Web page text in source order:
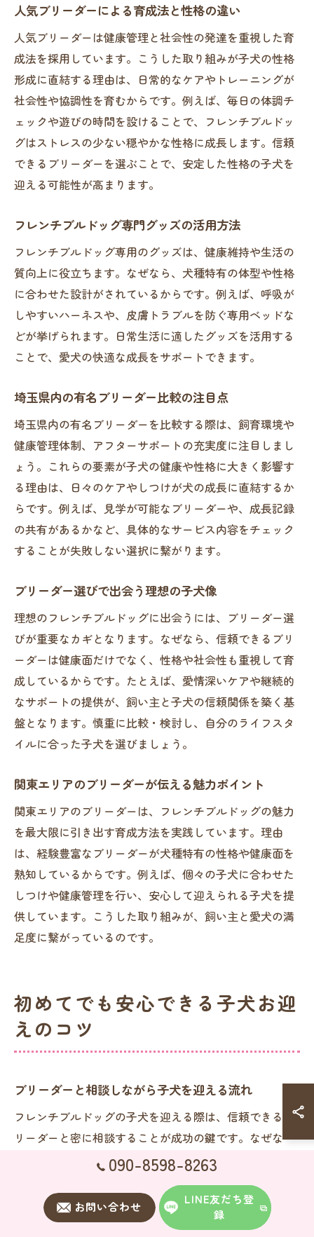
人気ブリーダーによる育成法と性格の違い
人気ブリーダーは健康管理と社会性の発達を重視した育
成法を採用しています。こうした取り組みが子犬の性格
形成に直結する理由は、日常的なケアやトレーニングが
社会性や協調性を育むからです。例えば、毎日の体調チ
ェックや遊びの時間を設けることで、フレンチブルドッ
グはストレスの少ない穏やかな性格に成長します。信頼
できるブリーダーを選ぶことで、安定した性格の子犬を
迎える可能性が高まります。
フレンチブルドッグ専門グッズの活用方法
フレンチブルドッグ専用のグッズは、健康維持や生活の
質向上に役立ちます。なぜなら、犬種特有の体型や性格
に合わせた設計がされているからです。例えば、呼吸が
しやすいハーネスや、皮膚トラブルを防ぐ専用ベッドな
どが挙げられます。日常生活に適したグッズを活用する
ことで、愛犬の快適な成長をサポートできます。
埼玉県内の有名ブリーダー比較の注目点
埼玉県内の有名ブリーダーを比較する際は、飼育環境や
健康管理体制、アフターサポートの充実度に注目しまし
ょう。これらの要素が子犬の健康や性格に大きく影響す
る理由は、日々のケアやしつけが犬の成長に直結するか
らです。例えば、見学が可能なブリーダーや、成長記録
の共有があるかなど、具体的なサービス内容をチェック
することが失敗しない選択に繋がります。
ブリーダー選びで出会う理想の子犬像
理想のフレンチブルドッグに出会うには、ブリーダー選
びが重要なカギとなります。なぜなら、信頼できるブリ
ーダーは健康面だけでなく、性格や社会性も重視して育
成しているからです。たとえば、愛情深いケアや継続的
なサポートの提供が、飼い主と子犬の信頼関係を築く基
盤となります。慎重に比較・検討し、自分のライフスタ
イルに合った子犬を選びましょう。
関東エリアのブリーダーが伝える魅力ポイント
関東エリアのブリーダーは、フレンチブルドッグの魅力
を最大限に引き出す育成方法を実践しています。理由
は、経験豊富なブリーダーが犬種特有の性格や健康面を
熟知しているからです。例えば、個々の子犬に合わせた
しつけや健康管理を行い、安心して迎えられる子犬を提
供しています。こうした取り組みが、飼い主と愛犬の満
足度に繋がっているのです。
初めてでも安心できる子犬お迎
えのコツ
ブリーダーと相談しながら子犬を迎える流れ
フレンチブルドッグの子犬を迎える際は、信頼できるブ
リーダーと密に相談することが成功の鍵です。なぜな
ら、健康状態や性格の特徴、生活環境への適応など専門
から子犬の見学、性格や体調の説明、契約内容の確認、
引き渡しまで段階的に進めることが一般的です。この流
090-8598-8263
お問い合わせ
LINE友だち登
録